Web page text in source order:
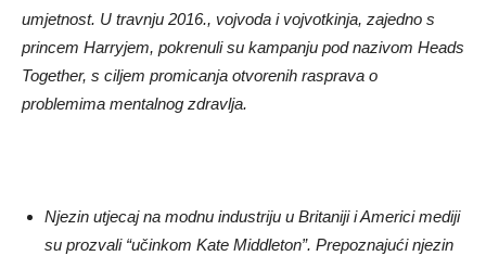
umjetnost. U travnju 2016., vojvoda i vojvotkinja, zajedno s
princem Harryjem, pokrenuli su kampanju pod nazivom Heads
Together, s ciljem promicanja otvorenih rasprava o
problemima mentalnog zdravlja.
Njezin utjecaj na modnu industriju u Britaniji i Americi mediji
su prozvali “učinkom Kate Middleton”. Prepoznajući njezin